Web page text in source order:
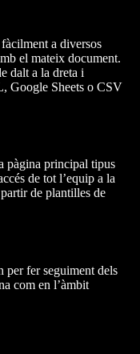
a diversos
el mateix document.
dalt a la dreta i
Google Sheets o CSV
pàgina principal tipus
de tot l’equip a la
de plantilles de
per fer seguiment dels
com en l’àmbit